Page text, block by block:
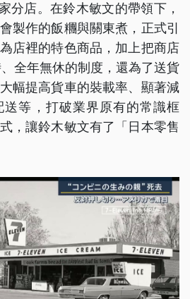
分店。在鈴木敏文的帶領下，
製作的飯糰與關東煮，正式引
店裡的特色商品，加上把商店
全年無休的制度，還為了送貨
幅提高貨車的裝載率、顯著減
送等，打破業界原有的常識框
，讓鈴木敏文有了「日本零售